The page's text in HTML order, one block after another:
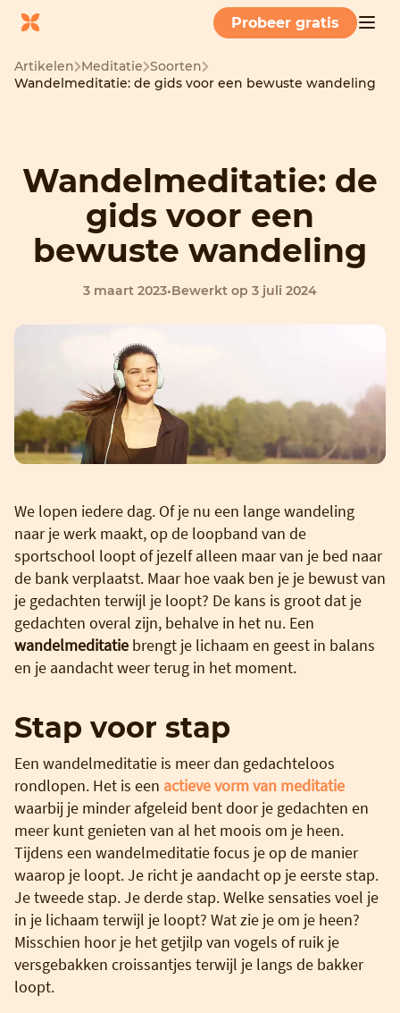
Probeer gratis
Artikelen Meditatie Soorten
Wandelmeditatie: de gids voor een bewuste wandeling
Wandelmeditatie: de
gids voor een
bewuste wandeling
3 maart 2023•Bewerkt op 3 juli 2024
We lopen iedere dag. Of je nu een lange wandeling
naar je werk maakt, op de loopband van de
sportschool loopt of jezelf alleen maar van je bed naar
de bank verplaatst. Maar hoe vaak ben je je bewust van
je gedachten terwijl je loopt? De kans is groot dat je
gedachten overal zijn, behalve in het nu. Een
wandelmeditatie brengt je lichaam en geest in balans
en je aandacht weer terug in het moment.
Stap voor stap
Een wandelmeditatie is meer dan gedachteloos
rondlopen. Het is een actieve vorm van meditatie
waarbij je minder afgeleid bent door je gedachten en
meer kunt genieten van al het moois om je heen.
Tijdens een wandelmeditatie focus je op de manier
waarop je loopt. Je richt je aandacht op je eerste stap.
Je tweede stap. Je derde stap. Welke sensaties voel je
in je lichaam terwijl je loopt? Wat zie je om je heen?
Misschien hoor je het getjilp van vogels of ruik je
versgebakken croissantjes terwijl je langs de bakker
loopt.